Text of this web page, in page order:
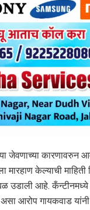
जेवणाच्या कारणावरुन
मारहाण केल्याची
उडाली आहे. कँन्टीनमध्ये
असा आरोप गायकवाड